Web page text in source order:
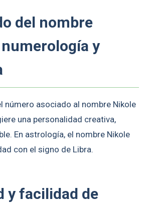
del nombre
y
número asociado al nombre Nikole
una personalidad creativa,
En astrología, el nombre Nikole
con el signo de Libra.
y facilidad de